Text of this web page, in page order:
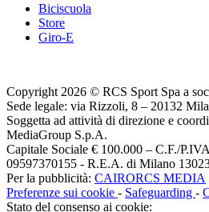
Biciscuola
Store
Giro-E
Copyright 2026 © RCS Sport Spa a
Sede legale: via Rizzoli, 8 – 20132
Soggetta ad attività di direzione e
MediaGroup S.p.A.
Capitale Sociale € 100.000 – C.F./
09597370155 - R.E.A. di Milano
Per la pubblicità: CAIRORCS MEDIA
Preferenze sui cookie - Safeguarding -
Stato del consenso ai cookie: